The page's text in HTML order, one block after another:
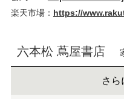
楽天市場： https://
六本松 蔦屋書店
さら